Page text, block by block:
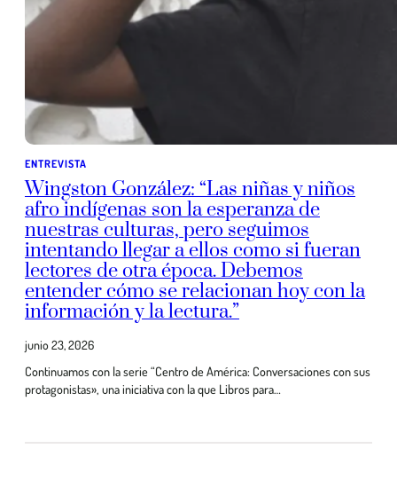
ENTREVISTA
Wingston González: “Las niñas y niños
afro indígenas son la esperanza de
nuestras culturas, pero seguimos
intentando llegar a ellos como si fueran
lectores de otra época. Debemos
entender cómo se relacionan hoy con la
información y la lectura.”
junio 23, 2026
Continuamos con la serie “Centro de América: Conversaciones con sus
protagonistas», una iniciativa con la que Libros para…